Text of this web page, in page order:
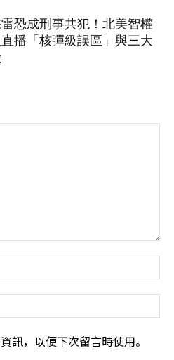
恐成刑事共犯！北美智權
播「核彈級誤區」與三大
訊，以便下次留言時使用。